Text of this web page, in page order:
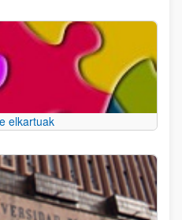
elkartuak